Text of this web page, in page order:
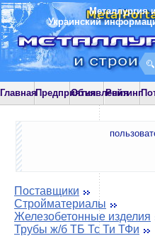
Металлургия
Украинский
ГлавнаяПредприятияОбъявления
Рейтинг
Поставщики
Стройматериалы
Железобетонные изделия
Трубы ж/б ТБ Тс Ти ТФи